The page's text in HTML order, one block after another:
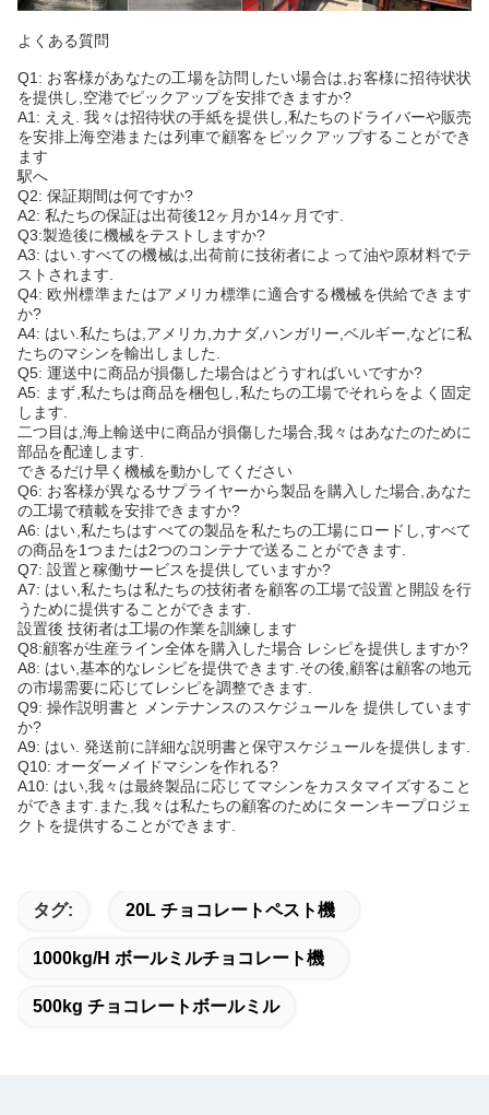
よくある質問
Q1: お客様があなたの工場を訪問したい場合は,お客様に招待状状
を提供し,空港でピックアップを安排できますか?
A1: ええ. 我々は招待状の手紙を提供し,私たちのドライバーや販売
を安排上海空港または列車で顧客をピックアップすることができ
ます
駅へ
Q2: 保証期間は何ですか?
A2: 私たちの保証は出荷後12ヶ月か14ヶ月です.
Q3:製造後に機械をテストしますか?
A3: はい.すべての機械は,出荷前に技術者によって油や原材料でテ
ストされます.
Q4: 欧州標準またはアメリカ標準に適合する機械を供給できます
か?
A4: はい.私たちは,アメリカ,カナダ,ハンガリー,ベルギー,などに私
たちのマシンを輸出しました.
Q5: 運送中に商品が損傷した場合はどうすればいいですか?
A5: まず,私たちは商品を梱包し,私たちの工場でそれらをよく固定
します.
二つ目は,海上輸送中に商品が損傷した場合,我々はあなたのために
部品を配達します.
できるだけ早く機械を動かしてください
Q6: お客様が異なるサプライヤーから製品を購入した場合,あなた
の工場で積載を安排できますか?
A6: はい,私たちはすべての製品を私たちの工場にロードし,すべて
の商品を1つまたは2つのコンテナで送ることができます.
Q7: 設置と稼働サービスを提供していますか?
A7: はい,私たちは私たちの技術者を顧客の工場で設置と開設を行
うために提供することができます.
設置後 技術者は工場の作業を訓練します
Q8:顧客が生産ライン全体を購入した場合 レシピを提供しますか?
A8: はい,基本的なレシピを提供できます.その後,顧客は顧客の地元
の市場需要に応じてレシピを調整できます.
Q9: 操作説明書と メンテナンスのスケジュールを 提供しています
か?
A9: はい. 発送前に詳細な説明書と保守スケジュールを提供します.
Q10: オーダーメイドマシンを作れる?
A10: はい,我々は最終製品に応じてマシンをカスタマイズすること
ができます.また,我々は私たちの顧客のためにターンキープロジェ
クトを提供することができます.
タグ: 20L チョコレートペスト機
1000kg/h ボールミルチョコレート機
500kg チョコレートボールミル